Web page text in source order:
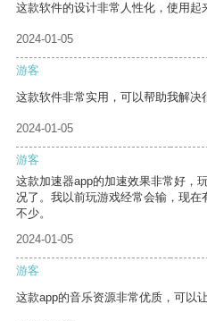
这款软件的设计非常人性化，使用起
2024-01-05
游客
这款软件非常实用，可以帮助我解决
2024-01-05
游客
这款加速器app的加速效果非常好，
况了。我以前玩游戏经常会输，现在
不少。
2024-01-05
游客
这款app的音乐资源非常优质，可以